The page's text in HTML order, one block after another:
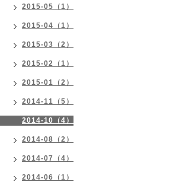
2015-05（1）
2015-04（1）
2015-03（2）
2015-02（1）
2015-01（2）
2014-11（5）
2014-10（4）
2014-08（2）
2014-07（4）
2014-06（1）